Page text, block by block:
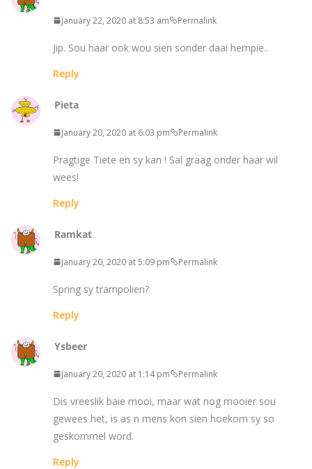
January 22, 2020 at 8:53 am Permalink
Jip. Sou haar ook wou sien sonder daai hempie..
Reply
Pieta
January 20, 2020 at 6:03 pm Permalink
Pragtige Tiete en sy kan ! Sal graag onder haar wil
wees!
Reply
Ramkat
January 20, 2020 at 5:09 pm Permalink
Spring sy trampolien?
Reply
Ysbeer
January 20, 2020 at 1:14 pm Permalink
Dis vreeslik baie mooi, maar wat nog mooier sou
gewees het, is as n mens kon sien hoekom sy so
geskommel word.
Reply